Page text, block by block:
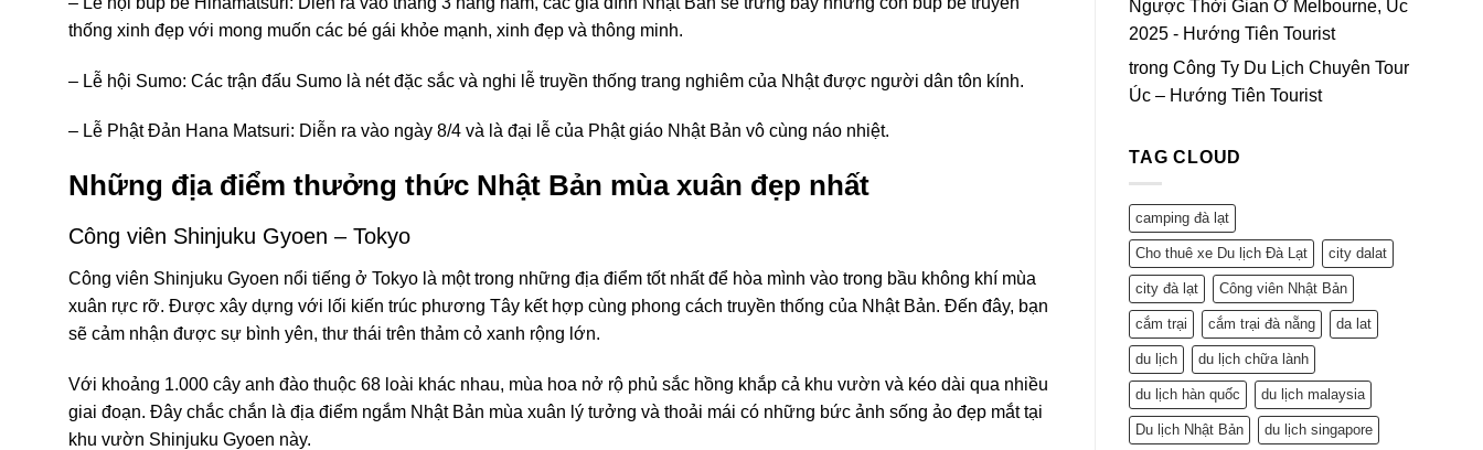
thống xinh đẹp với mong muốn các bé gái khỏe mạnh, xinh đẹp và thông minh.
– Lễ hội Sumo: Các trận đấu Sumo là nét đặc sắc và nghi lễ truyền thống trang nghiêm của Nhật được người dân tôn kính.
– Lễ Phật Đản Hana Matsuri: Diễn ra vào ngày 8/4 và là đại lễ của Phật giáo Nhật Bản vô cùng náo nhiệt.
Những địa điểm thưởng thức Nhật Bản mùa xuân đẹp nhất
Công viên Shinjuku Gyoen – Tokyo
Công viên Shinjuku Gyoen nổi tiếng ở Tokyo là một trong những địa điểm tốt nhất để hòa mình vào trong bầu không khí mùa
xuân rực rỡ. Được xây dựng với lối kiến trúc phương Tây kết hợp cùng phong cách truyền thống của Nhật Bản. Đến đây, bạn
sẽ cảm nhận được sự bình yên, thư thái trên thảm cỏ xanh rộng lớn.
Với khoảng 1.000 cây anh đào thuộc 68 loài khác nhau, mùa hoa nở rộ phủ sắc hồng khắp cả khu vườn và kéo dài qua nhiều
giai đoạn. Đây chắc chắn là địa điểm ngắm Nhật Bản mùa xuân lý tưởng và thoải mái có những bức ảnh sống ảo đẹp mắt tại
khu vườn Shinjuku Gyoen này.
Ngược Thời Gian Ở Melbourne, Úc
2025 - Hướng Tiên Tourist
trong Công Ty Du Lịch Chuyên Tour
Úc – Hướng Tiên Tourist
TAG CLOUD
camping đà lạt
Cho thuê xe Du lịch Đà Lạt city dalat
city đà lạt Công viên Nhật Bản
cắm trại cắm trại đà nẵng da lat
du lịch du lịch chữa lành
du lịch hàn quốc du lịch malaysia
Du lịch Nhật Bản du lịch singapore